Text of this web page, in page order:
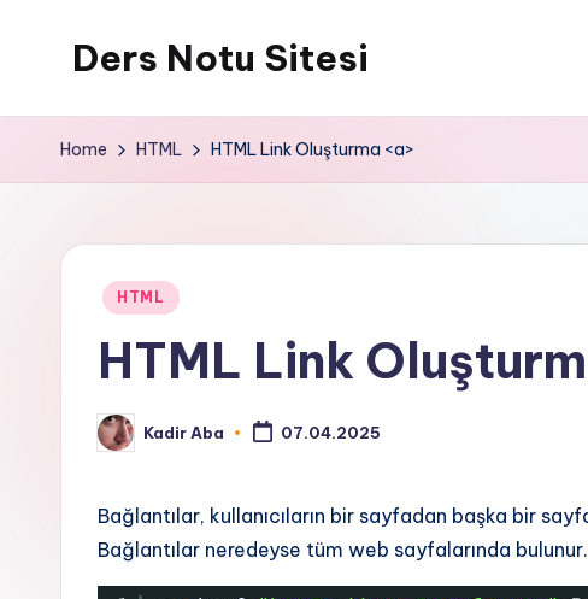
Ders Notu Sitesi
Notları
Home HTML HTML Link Oluşturma <a>
Posted
HTML
HTML Link
Posted
by
Kadir Aba 07.04.2025
Bağlantılar, kullanıcıların bir sayfadan başka bir
Bağlantılar neredeyse tüm web sayfalarında